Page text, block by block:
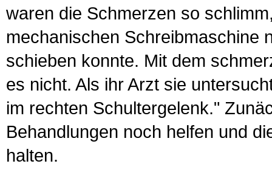
waren die Schmerzen so
mechanischen Schreibmaschine
schieben konnte. Mit dem
es nicht. Als ihr Arzt sie
im rechten Schultergelenk."
Behandlungen noch helfen und
halten.